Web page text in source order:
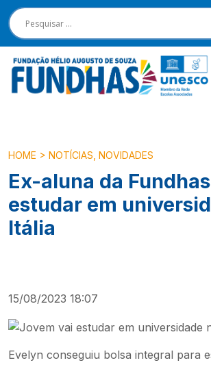
HOME > NOTÍCIAS NOVIDADES
Ex-aluna da
estudar em
Itália
15/08/2023 18:07
Evelyn conseguiu bolsa integral para